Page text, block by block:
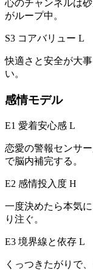
心のチャンネルは
がループ中。
S3 コアバリュー L
快適さと安全が大
い。
感情モデル
E1 愛着安心感 L
恋愛の警報センサ
で脳内補完する。
E2 感情投入度 H
一度決めたら本気
り注ぐ。
E3 境界線と依存 L
くっつきたがりで